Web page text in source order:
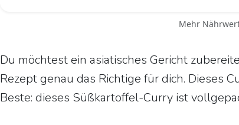
Mehr
Du möchtest ein asiatisches Gericht
Rezept genau das Richtige für dich. Dieses
Beste: dieses Süßkartoffel-Curry ist